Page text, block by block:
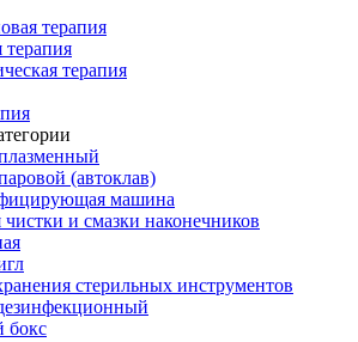
терапия
терапия
терапия
(автоклав)
машина
и смазки наконечников
стерильных инструментов
бокс